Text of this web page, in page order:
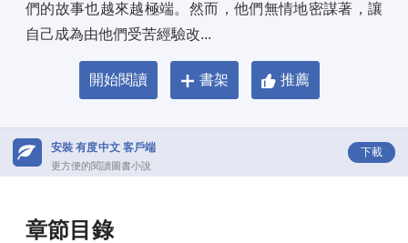
們的故事也越來越極端。然而，他們無情地密謀著，讓
自己成為由他們受苦經驗改...
開始閱讀 書架 推薦
安裝 有度中文 客戶端
更方便的閱讀圖書小說
下載
章節目錄